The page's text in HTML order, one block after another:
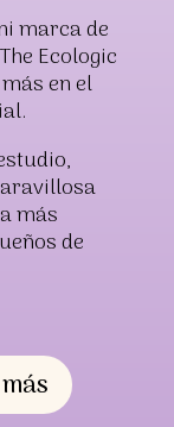
marca de
Ecologic
en el
más
de